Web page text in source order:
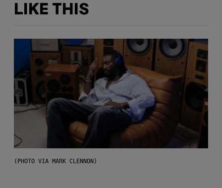
LIKE THIS
(PHOTO VIA MARK CLENNON)